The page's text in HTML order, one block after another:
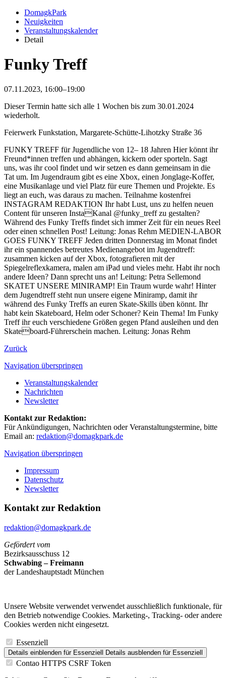
DomagkPark
Neuigkeiten
Veranstaltungskalender
Detail
Funky Treff
07.11.2023, 16:00–19:00
Dieser Termin hatte sich alle 1 Wochen bis zum 30.01.2024
wiederholt.
Feierwerk Funkstation, Margarete-Schütte-Lihotzky Straße 36
FUNKY TREFF für Jugendliche von 12– 18 Jahren Hier könnt ihr
Freund*innen treffen und abhängen, kickern oder sporteln. Sagt
uns, was ihr cool findet und wir setzen es dann gemeinsam in die
Tat um. Im Jugendraum gibt es eine Xbox, einen Jonglage-Koffer,
eine Musikanlage und viel Platz für eure Themen und Projekte. Es
liegt an euch, was daraus zu machen. Teilnahme kostenfrei
INSTAGRAM REDAKTION Ihr habt Lust, uns zu helfen neuen
Content für unseren InstaKanal @funky_treff zu gestalten?
Während des Funky Treffs findet sich immer Zeit für ein neues Reel
oder einen schnellen Post! Leitung: Jonas Rehm MEDIEN-LABOR
GOES FUNKY TREFF Jeden dritten Donnerstag im Monat findet
ihr ein spannendes betreutes Medienangebot im Jugendtreff:
zusammen kicken auf der Xbox, fotografieren mit der
Spiegelreflexkamera, malen am iPad und vieles mehr. Habt ihr noch
andere Ideen? Dann sprecht uns an! Leitung: Petra Sellemond
SKATET UNSERE MINIRAMP! Ein Traum wurde wahr! Hinter
dem Jugendtreff steht nun unsere eigene Miniramp, damit ihr
während des Funky Treffs an euren Skate-Skills üben könnt. Ihr
habt kein Skateboard, Helm oder Schoner? Kein Thema! Im Funky
Treff ihr euch verschiedene Größen gegen Pfand ausleihen und den
Skateboard-Führerschein machen. Leitung: Jonas Rehm
Zurück
Navigation überspringen
Veranstaltungskalender
Nachrichten
Newsletter
Kontakt zur Redaktion:
Für Ankündigungen, Nachrichten oder Veranstaltungstermine, bitte
Email an: redaktion@domagkpark.de
Navigation überspringen
Impressum
Datenschutz
Newsletter
Kontakt zur Redaktion
redaktion@domagkpark.de
Gefördert vom
Bezirksausschuss 12
Schwabing – Freimann
der Landeshauptstadt München
Unsere Website verwendet verwendet ausschließlich funktionale, für
den Betrieb notwendige Cookies. Marketing-, Tracking- oder andere
Cookies werden nicht eingesetzt.
Essenziell
Details einblenden für Essenziell Details ausblenden für Essenziell
Contao HTTPS CSRF Token